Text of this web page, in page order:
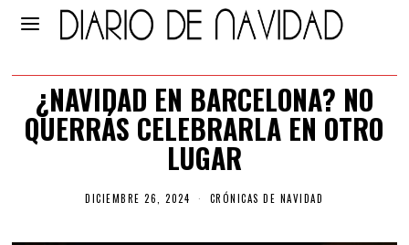
¿NAVIDAD EN BARCELONA? NO
QUERRÁS CELEBRARLA EN OTRO
LUGAR
DICIEMBRE 26, 2024 CRÓNICAS DE NAVIDAD